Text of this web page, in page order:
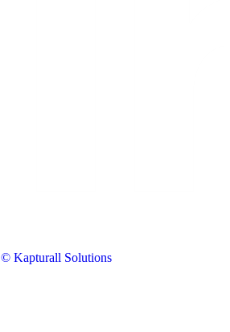
© Kapturall Solutions